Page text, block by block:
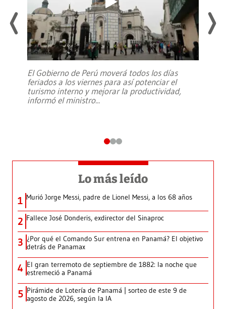
El Gobierno de Perú moverá todos los días
feriados a los viernes para así potenciar el
turismo interno y mejorar la productividad,
informó el ministro...
Lo más leído
1 Murió Jorge Messi, padre de Lionel Messi, a los 68 años
2 Fallece José Donderis, exdirector del Sinaproc
3 ¿Por qué el Comando Sur entrena en Panamá? El objetivo
detrás de Panamax
4 El gran terremoto de septiembre de 1882: la noche que
estremeció a Panamá
5 Pirámide de Lotería de Panamá | sorteo de este 9 de
agosto de 2026, según la IA